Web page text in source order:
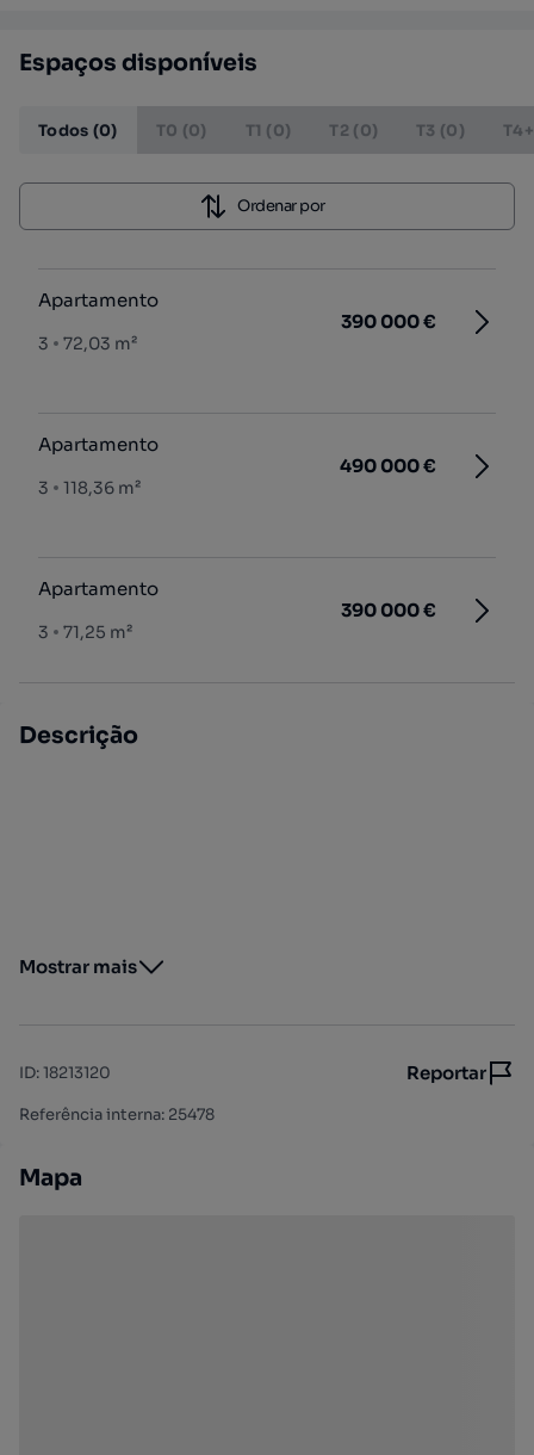
Espaços disponíveis
Todos (0) T0 (0) T1 (0) T2 (0) T3 (0)
Ordenar por
Apartamento
3 72,03 m²
390 000 €
Apartamento
3 118,36 m²
490 000 €
Apartamento
3 71,25 m²
390 000 €
Descrição
Mostrar mais
ID:18213120 Reportar
Referência interna: 25478
Mapa